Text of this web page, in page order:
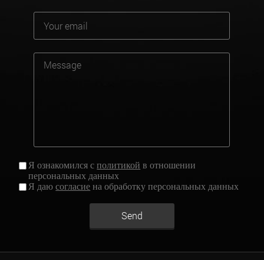
Я ознакомился сполитикой в отношении
персональных данных
Я даюсогласие на обработку персональных данных
Send